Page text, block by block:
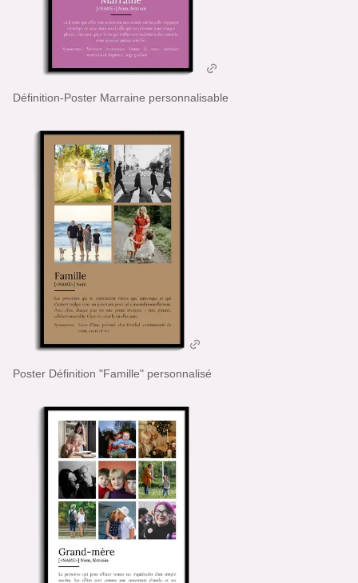
Définition-Poster Marraine personnalisable
Poster Définition "Famille" personnalisé